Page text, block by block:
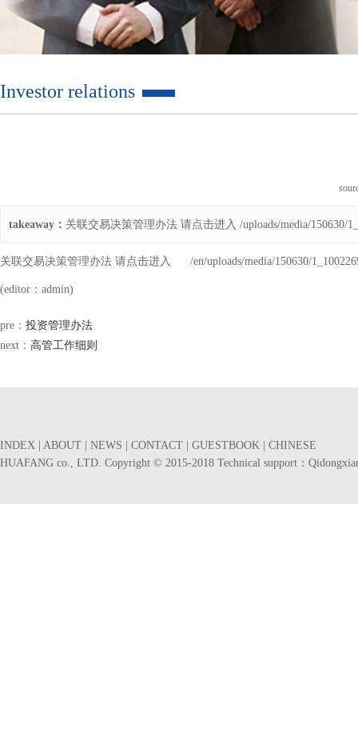
Investor relations
takeaway： 关联交易决策管理办法 请点击进入 /uploads/media/150630/
关联交易决策管理办法 请点击进入 /en/uploads/media/150630/
(editor：admin)
pre： 投资管理办法
next： 高管工作细则
INDEX ABOUT NEWS CONTACT GUESTBOOK
CHINESE
HUAFANG co., LTD. Copyright © 2015-2018 Technical support：